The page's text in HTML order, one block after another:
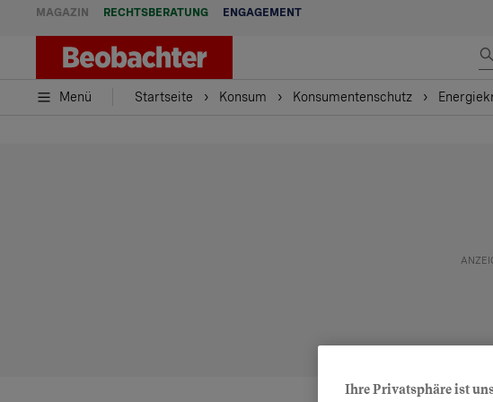
MAGAZIN RECHTSBERATUNG ENGAGEMENT
Menü Startseite Konsum Konsumentenschutz
Ihre Privatsphäre ist